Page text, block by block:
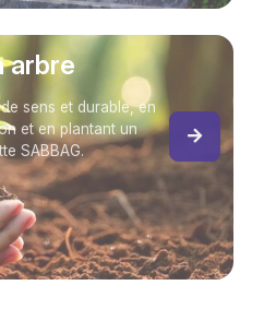
arbre
sens et durable, en
et en plantant un
SABBAG.